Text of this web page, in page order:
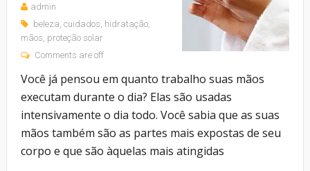
admin
beleza, cuidados, hidratação,
mãos, proteção solar
Comments are off
Você já pensou em quanto trabalho suas mãos
executam durante o dia? Elas são usadas
intensivamente o dia todo. Você sabia que as suas
mãos também são as partes mais expostas de seu
corpo e que são àquelas mais atingidas